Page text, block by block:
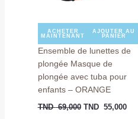
ACHETER
MAINTENANT
AJOUTER AU
PANIER
Ensemble de lunettes de
plongée Masque de
plongée avec tuba pour
enfants – ORANGE
TND69,000 TND 55,000